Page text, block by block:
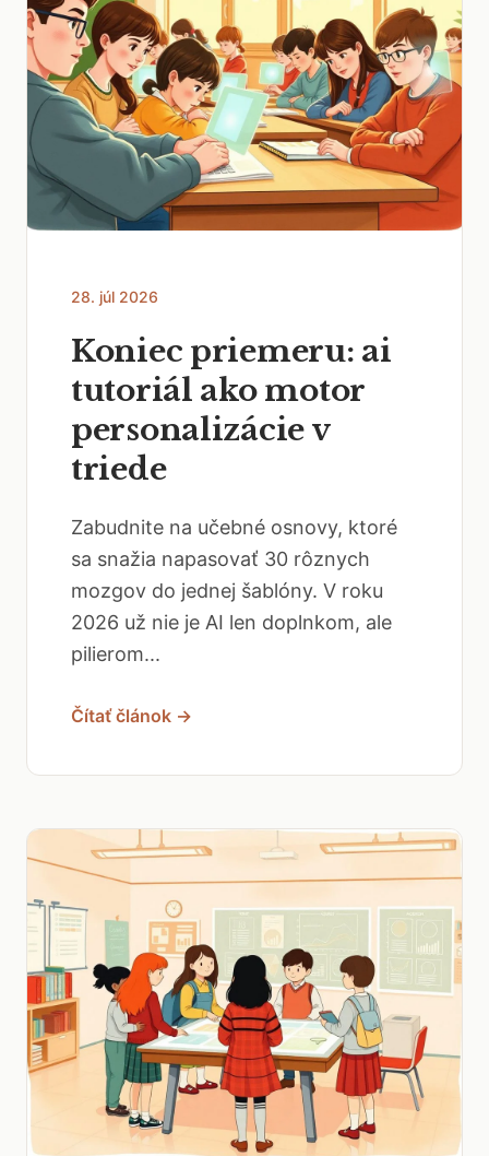
28. júl 2026
Koniec priemeru: ai
tutoriál ako motor
personalizácie v
triede
Zabudnite na učebné osnovy, ktoré
sa snažia napasovať 30 rôznych
mozgov do jednej šablóny. V roku
2026 už nie je AI len doplnkom, ale
pilierom...
Čítať článok →